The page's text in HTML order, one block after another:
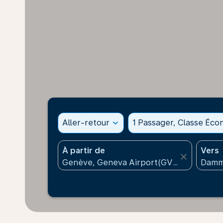
Aller-retour expand_more 1 Passager, Classe
À partir de
close
Vers